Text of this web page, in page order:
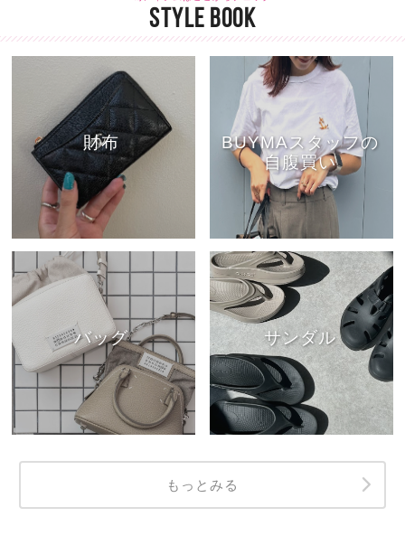
STYLE BOOK
財布
BUYMAスタッフの
自腹買い
バッグ サンダル
もっとみる